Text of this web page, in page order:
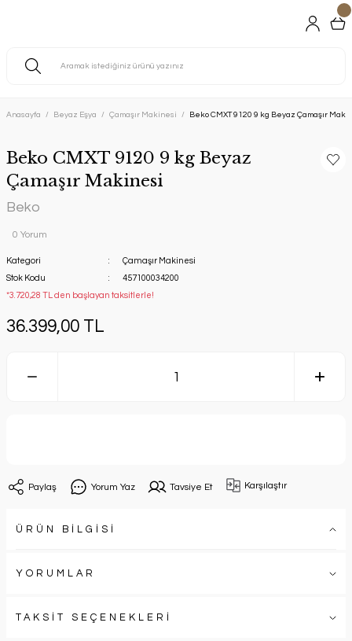
Anasayfa Beyaz Eşya Çamaşır Makinesi Beko CMXT 9120 9 kg Beyaz Çamaşır
Beko CMXT 9120 9 kg Beyaz
Çamaşır Makinesi
Beko
0 Yorum
Kategori
Çamaşır Makinesi
Stok Kodu
457100034200
*3.720,28 TL den başlayan taksitlerle!
36.399,00 TL
Paylaş Yorum Yaz Tavsiye Et Karşılaştır
ÜRÜN BİLGİSİ
YORUMLAR
TAKSİT SEÇENEKLERİ